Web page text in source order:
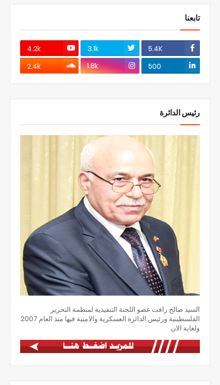
تابعنا
5.4K
3.1k
4.2k
500
1.8k
2.4k
رئيس الدائرة
السيد صالح رافت عضو اللجنة التنفيذية لمنظمة التحرير
الفلسطينية ورئيس الدائرة العسكرية والامنية فيها منذ العام 2007
ولغاية الان